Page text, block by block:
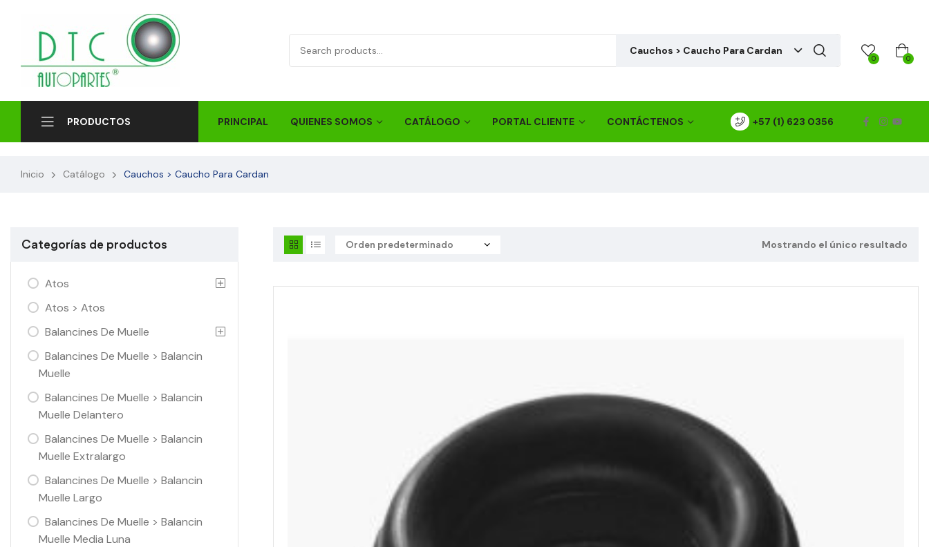
Cauchos > Caucho Para Cardan
0 0
PRODUCTOS PRINCIPAL QUIENES SOMOS CATÁLOGO PORTAL CLIENTE CONTÁCTENOS +57 (1) 623 0356
Inicio Catálogo Cauchos > Caucho Para Cardan
Mostrando el único resultado
Categorías de productos
Atos
Atos > Atos
Balancines De Muelle
Balancines De Muelle > Balancin
Muelle
Balancines De Muelle > Balancin
Muelle Delantero
Balancines De Muelle > Balancin
Muelle Extralargo
Balancines De Muelle > Balancin
Muelle Largo
Balancines De Muelle > Balancin
Muelle Media Luna